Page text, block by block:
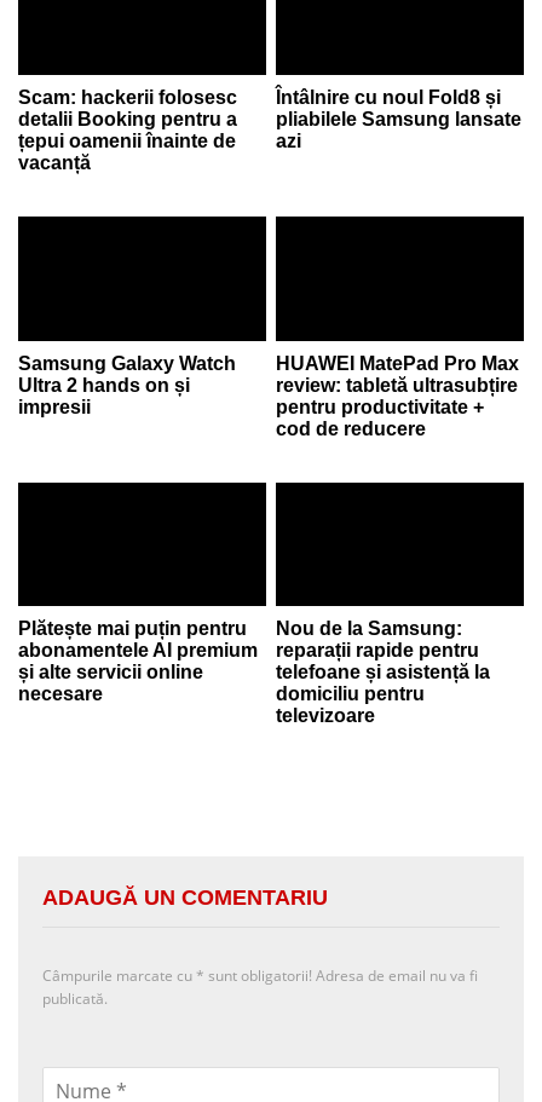
Scam: hackerii folosesc
detalii Booking pentru a
țepui oamenii înainte de
vacanță
Întâlnire cu noul Fold8 și
pliabilele Samsung lansate
azi
Samsung Galaxy Watch
Ultra 2 hands on și
impresii
HUAWEI MatePad Pro Max
review: tabletă ultrasubțire
pentru productivitate +
cod de reducere
Plătește mai puțin pentru
abonamentele AI premium
și alte servicii online
necesare
Nou de la Samsung:
reparații rapide pentru
telefoane și asistență la
domiciliu pentru
televizoare
ADAUGĂ UN COMENTARIU
Câmpurile marcate cu * sunt obligatorii! Adresa de email nu va fi
publicată.